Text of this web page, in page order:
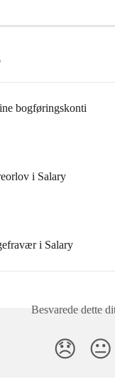
bogføringskonti
i Salary
i Salary
Besvarede dette
😞 😐